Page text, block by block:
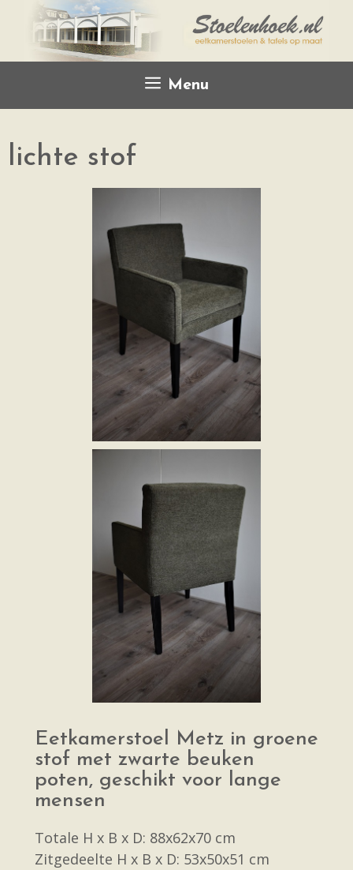
Menu
lichte stof
Eetkamerstoel Metz in groene
stof met zwarte beuken
poten, geschikt voor lange
mensen
Totale H x B x D: 88x62x70 cm
Zitgedeelte H x B x D: 53x50x51 cm